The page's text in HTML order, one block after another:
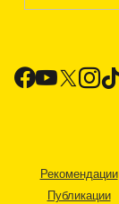
Рекомендации
Публикации